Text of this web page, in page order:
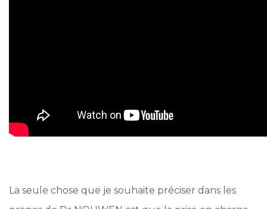
La seule chose que je souhaite préciser dans les